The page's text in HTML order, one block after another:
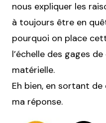
nous expliquer les
à toujours être en
pourquoi on place
l’échelle des gages
matérielle.
Eh bien, en sortant de
ma réponse.